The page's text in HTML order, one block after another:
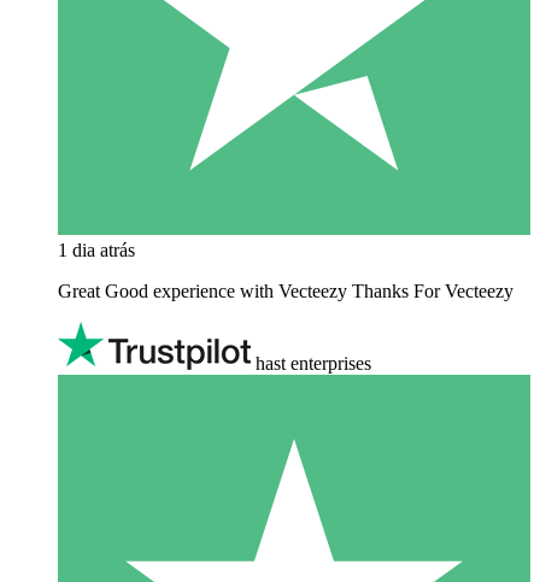
1 dia atrás
Great Good experience with Vecteezy Thanks For Vecteezy
hast enterprises